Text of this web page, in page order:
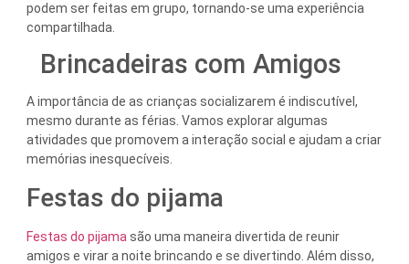
podem ser feitas em grupo, tornando-se uma experiência
compartilhada.
Brincadeiras com Amigos
A importância de as crianças socializarem é indiscutível,
mesmo durante as férias. Vamos explorar algumas
atividades que promovem a interação social e ajudam a criar
memórias inesquecíveis.
Festas do pijama
Festas do pijama são uma maneira divertida de reunir
amigos e virar a noite brincando e se divertindo. Além disso,